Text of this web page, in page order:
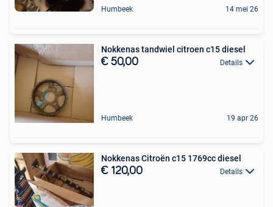
Humbeek 14 mei 26
Nokkenas tandwiel citroen c15 diesel
€ 50,00 Details
Humbeek 19 apr 26
Nokkenas Citroën c15 1769cc diesel
€ 120,00 Details